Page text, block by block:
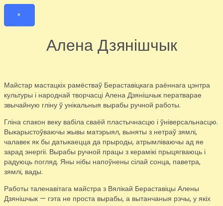
×
Алена Дзянішчык
Майстар мастацкіх рамёстваў Бераставіцкага раённага цэнтра
культуры і народнай творчасці Алена Дзянішчык ператварае
звычайную гліну ў унікальныя вырабы ручной работы.
Гліна спакон веку вабіла сваёй пластычнасцю і ўніверсальнасцю.
Выкарыстоўваючы жывы матэрыял, выняты з нетраў зямлі,
чалавек як бы датыкаецца да прыроды, атрымліваючы ад яе
зарад энергіі. Вырабы ручной працы з керамікі прыцягваюць і
радуюць погляд. Яны нібы напоўнены сілай сонца, паветра,
зямлі, вады.
Работы таленавітага майстра з Вялікай Бераставіцы Алены
Дзянішчык — гэта не проста вырабы, а вытанчаныя рэчы, у якіх